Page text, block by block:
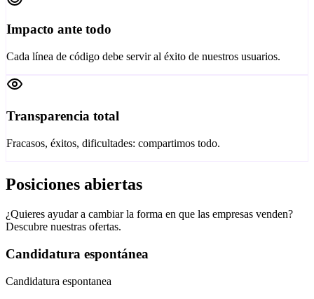
Impacto ante todo
Cada línea de código debe servir al éxito de nuestros usuarios.
Transparencia total
Fracasos, éxitos, dificultades: compartimos todo.
Posiciones abiertas
¿Quieres ayudar a cambiar la forma en que las empresas venden?
Descubre nuestras ofertas.
Candidatura espontánea
Candidatura espontanea